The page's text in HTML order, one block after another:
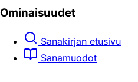
Ominaisuudet
Sanakirjan etusivu
Sanamuodot